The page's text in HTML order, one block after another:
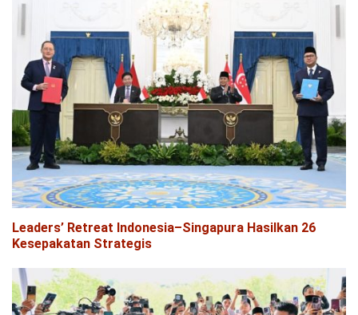
Leaders’ Retreat Indonesia–Singapura Hasilkan 26
Kesepakatan Strategis